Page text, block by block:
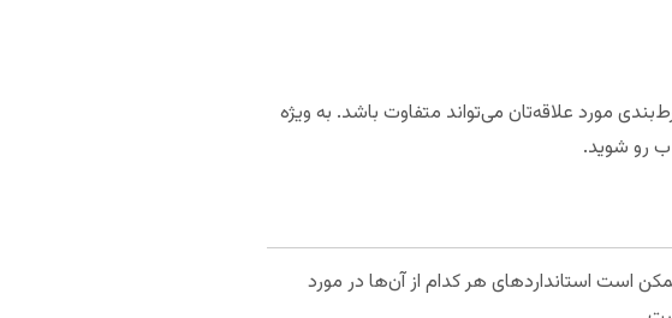
مورد علاقه‌تان می‌تواند متفاوت باشد. به ویژه
ب رو شوید.
است استانداردهای هر کدام از آن‌ها در مورد